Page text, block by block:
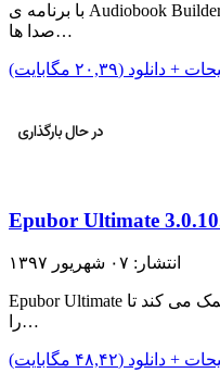
با برنامه ی Audiobook Builder می توانید کتاب های صوتی و دیگر
صدا ها…
+ دانلود (۲۰,۳۹ مگابایت)
Epubor Ultimate
انتشار: ۰۷ شهریور ۱۳۹۷
Epubor Ultimate برنالمه ای است که به شما کمک می کند تا DRM
را…
+ دانلود (۴۸,۴۲ مگابایت)